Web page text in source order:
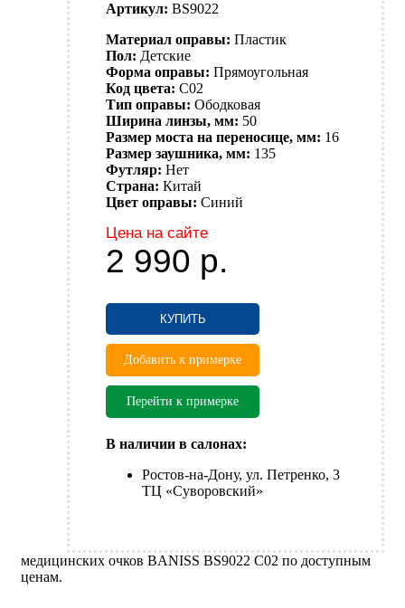
Артикул: BS9022
Материал оправы: Пластик
Пол: Детские
Форма оправы: Прямоугольная
Код цвета: C02
Тип оправы: Ободковая
Ширина линзы, мм: 50
Размер моста на переносице, мм: 16
Размер заушника, мм: 135
Футляр: Нет
Страна: Китай
Цвет оправы: Синий
Цена на сайте
2 990 р.
КУПИТЬ
Добавить к примерке
Перейти к примерке
В наличии в салонах:
Ростов-на-Дону, ул. Петренко, 3
ТЦ «Суворовский»
медицинских очков BANISS BS9022 C02 по доступным
ценам.